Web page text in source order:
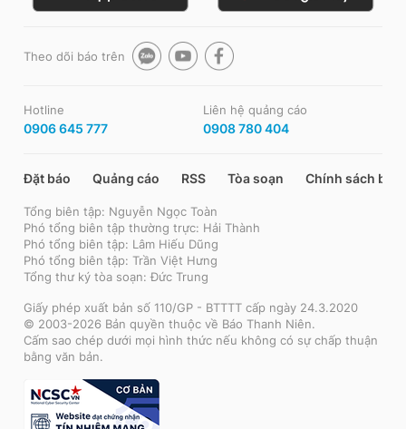
Theo dõi báo trên
Hotline
0906 645 777
Liên hệ quảng cáo
0908 780 404
Đặt báo Quảng cáo RSS Tòa soạn Chính sách bảo
Tổng biên tập: Nguyễn Ngọc Toàn
Phó tổng biên tập thường trực: Hải Thành
Phó tổng biên tập: Lâm Hiếu Dũng
Phó tổng biên tập: Trần Việt Hưng
Tổng thư ký tòa soạn: Đức Trung
Giấy phép xuất bản số 110/GP - BTTTT cấp ngày 24.3.2020
© 2003-2026 Bản quyền thuộc về Báo Thanh Niên.
Cấm sao chép dưới mọi hình thức nếu không có sự chấp thuận
bằng văn bản.